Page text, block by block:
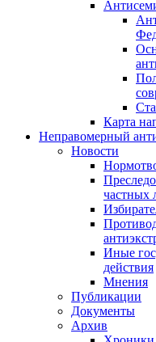
Карта
Неправомерный
Новости
частных
Иные
действия
Мнения
Публикации
Документы
Архив